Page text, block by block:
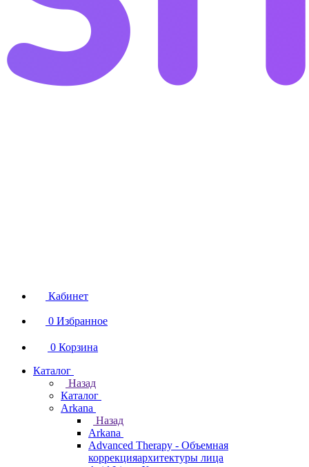
Кабинет
0 Избранное
0 Корзина
Каталог
Назад
Каталог
Arkana
Назад
Arkana
Advanced Therapy - Объемная
коррекцияархитектуры лица